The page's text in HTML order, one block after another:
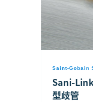
Saint-Gobain
Sani-
型歧管